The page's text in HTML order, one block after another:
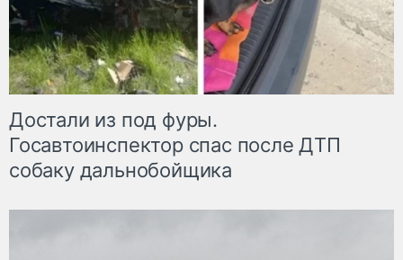
Достали из под фуры.
Госавтоинспектор спас после ДТП
собаку дальнобойщика